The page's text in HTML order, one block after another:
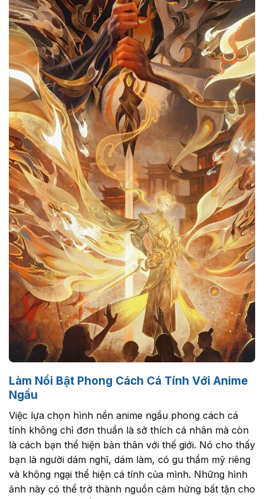
Làm Nổi Bật Phong Cách Cá Tính Với Anime
Ngầu
Việc lựa chọn hình nền anime ngầu phong cách cá
tính không chỉ đơn thuần là sở thích cá nhân mà còn
là cách bạn thể hiện bản thân với thế giới. Nó cho thấy
bạn là người dám nghĩ, dám làm, có gu thẩm mỹ riêng
và không ngại thể hiện cá tính của mình. Những hình
ảnh này có thể trở thành nguồn cảm hứng bất tận cho